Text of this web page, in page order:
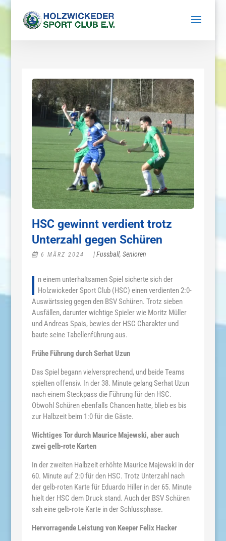
HSC gewinnt verdient trotz
Unterzahl gegen Schüren
6 MÄRZ 2024 |Fussball, Senioren
I n einem unterhaltsamen Spiel sicherte sich der
Holzwickeder Sport Club (HSC) einen verdienten 2:0-
Auswärtssieg gegen den BSV Schüren. Trotz sieben
Ausfällen, darunter wichtige Spieler wie Moritz Müller
und Andreas Spais, bewies der HSC Charakter und
baute seine Tabellenführung aus.
Frühe Führung durch Serhat Uzun
Das Spiel begann vielversprechend, und beide Teams
spielten offensiv. In der 38. Minute gelang Serhat Uzun
nach einem Steckpass die Führung für den HSC.
Obwohl Schüren ebenfalls Chancen hatte, blieb es bis
zur Halbzeit beim 1:0 für die Gäste.
Wichtiges Tor durch Maurice Majewski, aber auch
zwei gelb-rote Karten
In der zweiten Halbzeit erhöhte Maurice Majewski in der
60. Minute auf 2:0 für den HSC. Trotz Unterzahl nach
der gelb-roten Karte für Eduardo Hiller in der 65. Minute
hielt der HSC dem Druck stand. Auch der BSV Schüren
sah eine gelb-rote Karte in der Schlussphase.
Hervorragende Leistung von Keeper Felix Hacker